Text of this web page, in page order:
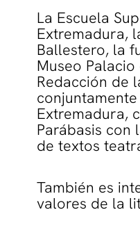
La Escuela
Extremadura,
Ballestero, la
Museo
Redacción de
Extremadura,
Parábasis
de textos
También es
valores de la